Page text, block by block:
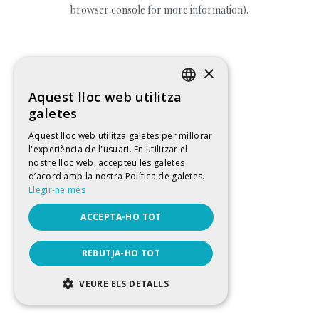
browser console for more information).
ENGLISH
FRENCH
×
Aquest lloc web utilitza
galetes
Aquest lloc web utilitza galetes per millorar
l'experiència de l'usuari. En utilitzar el
nostre lloc web, accepteu les galetes
d’acord amb la nostra Política de galetes.
Llegir-ne més
ACCEPTA-HO TOT
REBUTJA-HO TOT
VEURE ELS DETALLS
ESTRICTAMENT NECESSÀRIES